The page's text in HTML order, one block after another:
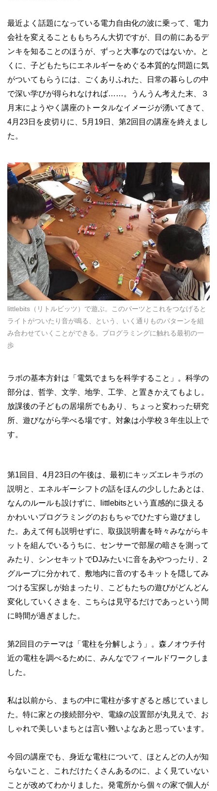
最近よく話題になっている電力自由化の波に乗って、電力
会社を変えることももちろん大切ですが、目の前にあるデ
ンキを知ることのほうが、ずっと大事なのではないか。と
くに、子どもたちにエネルギーをめぐる本質的な問題に気
がついてもらうには、ごくありふれた、日常の暮らしの中
で深い学びが得られなければ……。うんうん考えた末、３
月末にようやく講座のトータルなイメージが湧いてきて、
4月23日を皮切りに、5月19日、第2回目の講座を終えまし
た。
littlebits（リトルビッツ）で遊ぶ。このパーツとこれをつなげると
ライトがついたり音が鳴る、という、いく通りものパターンを組
み合わせていくことができる。プログラミングに触れる最初の一
歩
ラボの基本方針は「電気でまちを科学すること」。科学の
部分は、哲学、文学、地学、工学、と置きかえてもよし。
放課後の子どもの居場所でもあり、ちょっと変わった研究
所、遊びながら学べる場です。対象は小学校３年生以上で
す。
第1回目、4月23日の午後は、最初にキッズエレキラボの
説明と、エネルギーシフトの話をほんの少ししたあとは、
なんのルールも設けずに、littlebitsという直感的に扱える
かわいいプログラミングのおもちゃでひたすら遊びまし
た。あえて何も説明せずに、取扱説明書を時々みながらキ
ットを組んでいるうちに、センサーで部屋の暗さを測って
みたり、シンセキットでDJみたいに音をあやつったり、2
グループに分かれて、敷地内に音のするキットを隠してみ
つける宝探しが始まったり、こどもたちの遊びがどんどん
変化していくさまを、こちらは見守るだけであっという間
に時間が過ぎました。
第2回目のテーマは「電柱を分解しよう」。森ノオウチ付
近の電柱を調べるために、みんなでフィールドワークしま
した。
私は以前から、まちの中に電柱が多すぎると感じていまし
た。特に家との接続部分や、電線の設置部が丸見えで、お
しゃれで美しいまちとは言い難いよなあと思っています。
今回の講座でも、身近な電柱について、ほとんどの人が知
らないこと、これだけたくさんあるのに、よく見ていない
ことが改めてわかりました。発電所から個々の家で個人が